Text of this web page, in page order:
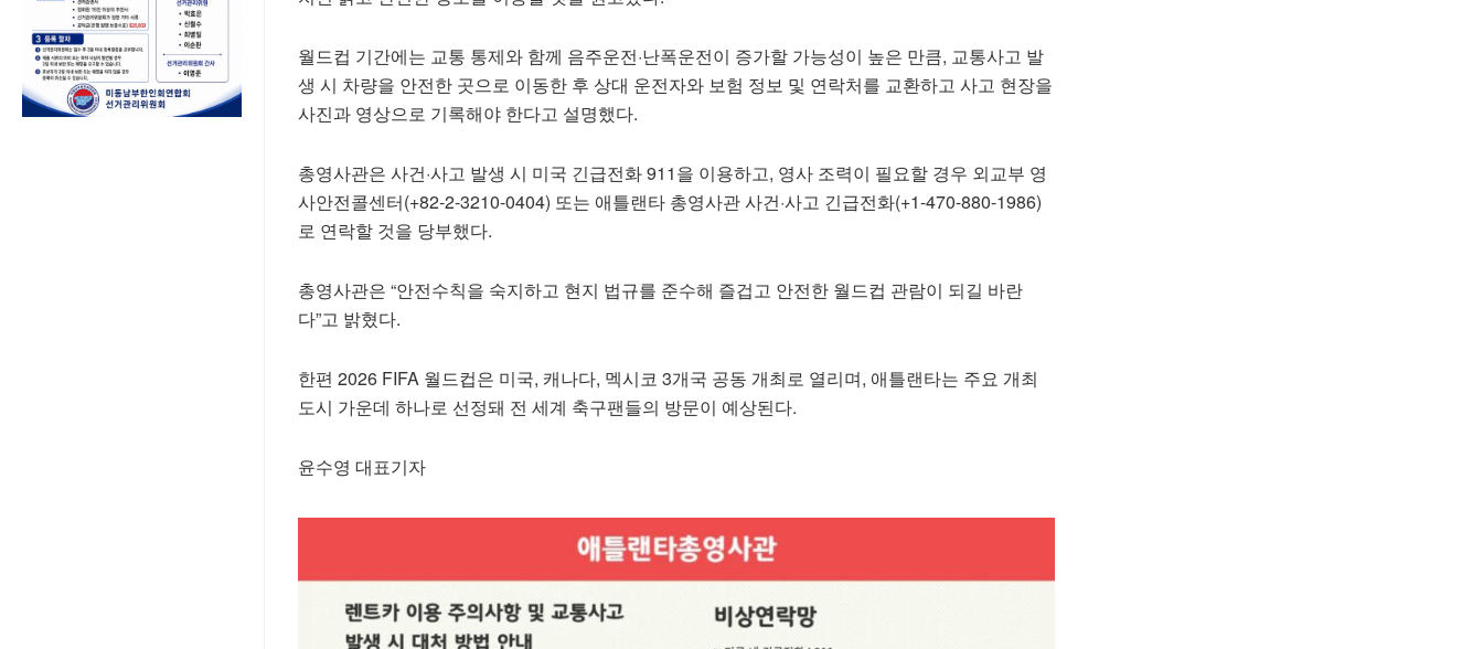
월드컵 기간에는 교통 통제와 함께 음주운전·난폭운전이 증가할 가능성이 높은 만큼, 교통사고 발
생 시 차량을 안전한 곳으로 이동한 후 상대 운전자와 보험 정보 및 연락처를 교환하고 사고 현장을
사진과 영상으로 기록해야 한다고 설명했다.
총영사관은 사건·사고 발생 시 미국 긴급전화 911을 이용하고, 영사 조력이 필요할 경우 외교부 영
사안전콜센터(+82-2-3210-0404) 또는 애틀랜타 총영사관 사건·사고 긴급전화(+1-470-880-1986)
로 연락할 것을 당부했다.
총영사관은 “안전수칙을 숙지하고 현지 법규를 준수해 즐겁고 안전한 월드컵 관람이 되길 바란
다”고 밝혔다.
한편 2026 FIFA 월드컵은 미국, 캐나다, 멕시코 3개국 공동 개최로 열리며, 애틀랜타는 주요 개최
도시 가운데 하나로 선정돼 전 세계 축구팬들의 방문이 예상된다.
윤수영 대표기자